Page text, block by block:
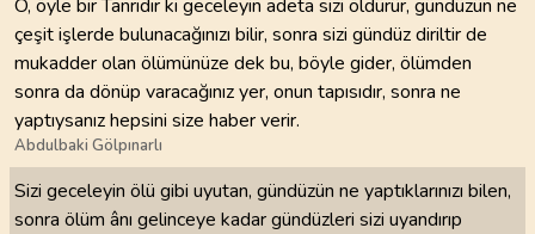
O, öyle bir Tanrıdır ki geceleyin adeta sizi öldürür, gündüzün ne
çeşit işlerde bulunacağınızı bilir, sonra sizi gündüz diriltir de
mukadder olan ölümünüze dek bu, böyle gider, ölümden
sonra da dönüp varacağınız yer, onun tapısıdır, sonra ne
yaptıysanız hepsini size haber verir.
Abdulbaki Gölpınarlı
Sizi geceleyin ölü gibi uyutan, gündüzün ne yaptıklarınızı bilen,
sonra ölüm ânı gelinceye kadar gündüzleri sizi uyandırıp